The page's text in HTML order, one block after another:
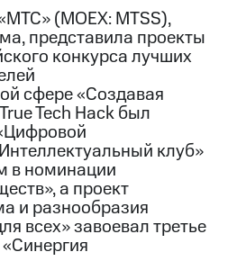
(MOEX: MTSS),
представила проекты
конкурса лучших
сфере «Создавая
Tech Hack был
клуб»
в номинации
а проект
и разнообразия
всех» завоевал третье